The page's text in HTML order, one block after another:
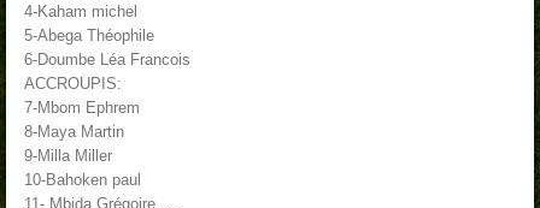
4-Kaham michel
5-Abega Théophile
6-Doumbe Léa Francois
ACCROUPIS:
7-Mbom Ephrem
8-Maya Martin
9-Milla Miller
10-Bahoken paul
11- Mbida Grégoire ....